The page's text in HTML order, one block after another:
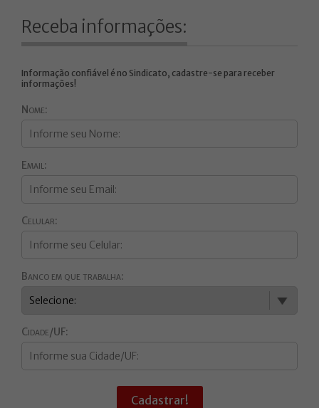
Receba informações:
Informação confiável é no Sindicato, cadastre-se para receber
informações!
Nome:
Email:
Celular:
Banco em que trabalha:
Cidade/UF:
Cadastrar!